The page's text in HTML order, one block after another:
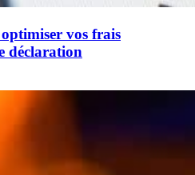
vos frais
déclaration